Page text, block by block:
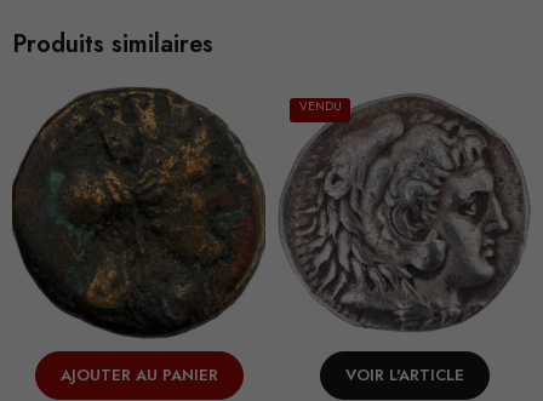
Produits similaires
AJOUTER AU PANIER
VENDU
VOIR L'ARTICLE